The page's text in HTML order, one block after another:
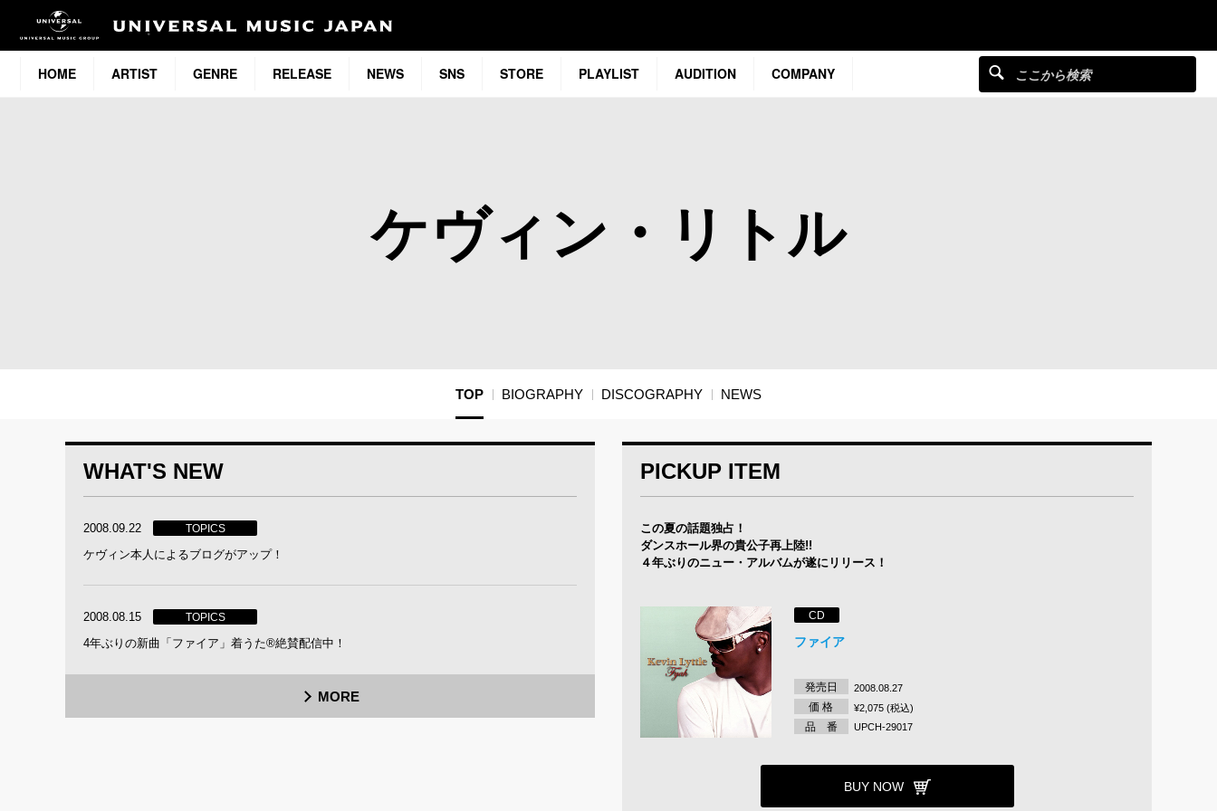
HOME ARTIST GENRE RELEASE NEWS SNS STORE PLAYLIST AUDITION COMPANY
ケヴィン・リトル
TOP BIOGRAPHY DISCOGRAPHY NEWS
WHAT'S NEW
2008.09.22 TOPICS
ケヴィン本人によるブログがアップ！
2008.08.15 TOPICS
4年ぶりの新曲「ファイア」着うた®絶賛配信中！
MORE
PICKUP ITEM
この夏の話題独占！
ダンスホール界の貴公子再上陸!!
４年ぶりのニュー・アルバムが遂にリリース！
CD
ファイア
発売日 2008.08.27
価 格 ¥2,075 (税込)
品 番 UPCH-29017
BUY NOW